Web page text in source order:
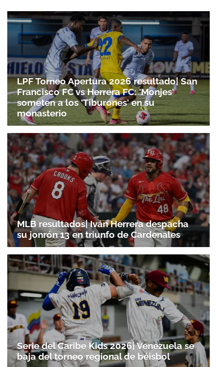
Gracias por suscribirte a nuestro boletín.
ACEPTAR
LPF Torneo Apertura 2026 resultado| San
Francisco FC vs Herrera FC: 'Monjes'
someten a los 'Tiburones' en su
monasterio
MLB resultados| Iván Herrera despacha
su jonrón 13 en triunfo de Cardenales
Serie del Caribe Kids 2026| Venezuela se
baja del torneo regional de béisbol